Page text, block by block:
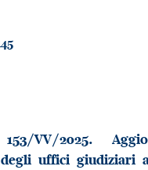
VV/2025.
degli uffici